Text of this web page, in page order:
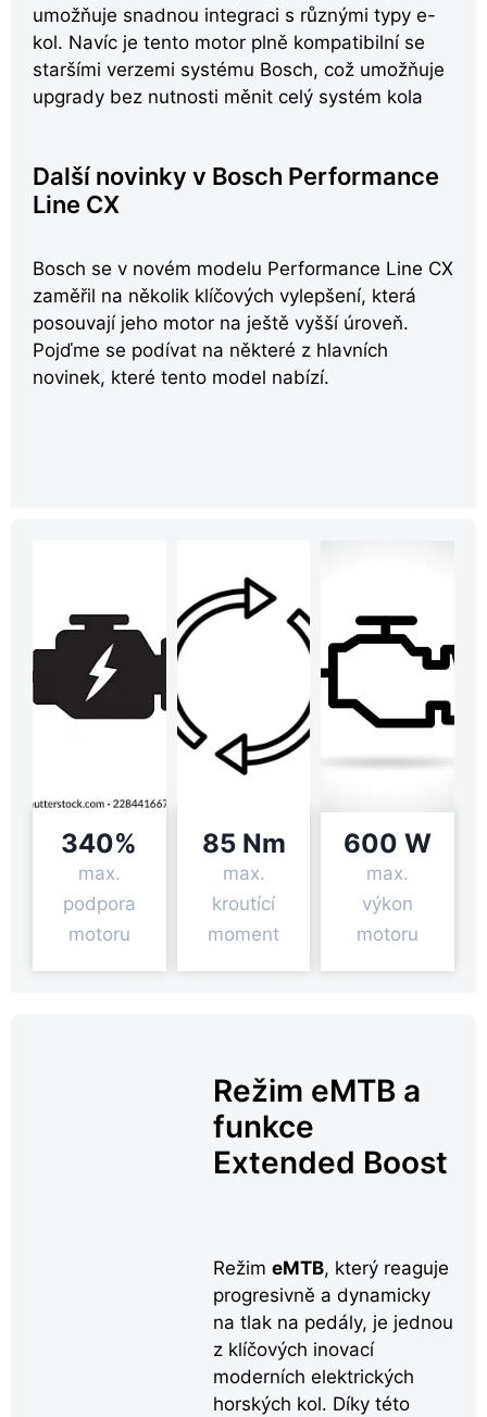
umožňuje snadnou integraci s různými typy e-
kol. Navíc je tento motor plně kompatibilní se
staršími verzemi systému Bosch, což umožňuje
upgrady bez nutnosti měnit celý systém kola
Další novinky v Bosch Performance
Line CX
Bosch se v novém modelu Performance Line CX
zaměřil na několik klíčových vylepšení, která
posouvají jeho motor na ještě vyšší úroveň.
Pojďme se podívat na některé z hlavních
novinek, které tento model nabízí.
340%
max.
podpora
motoru
85 Nm
max.
kroutící
moment
600 W
max.
výkon
motoru
Režim eMTB a
funkce
Extended Boost
Režim eMTB, který reaguje
progresivně a dynamicky
na tlak na pedály, je jednou
z klíčových inovací
moderních elektrických
horských kol. Díky této